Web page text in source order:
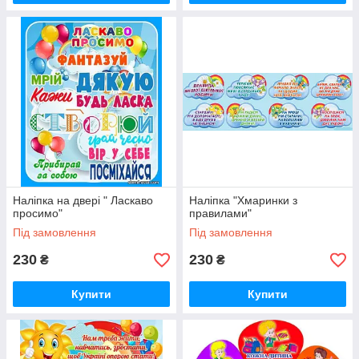
Наліпка на двері " Ласкаво
просимо"
Під замовлення
230 ₴
Купити
Наліпка "Хмаринки з
правилами"
Під замовлення
230 ₴
Купити